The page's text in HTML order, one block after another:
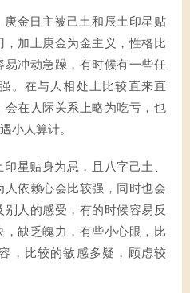
金日主被己土和辰土印星贴
加上庚金为金主义，性格比
冲动急躁，有时候有一些任
。在与人相处上比较直来直
在人际关系上略为吃亏，也
小人算计。
星贴身为忌，且八字己土、
依赖心会比较强，同时也会
人的感受，有的时候容易反
缺乏魄力，有些小心眼，比
，比较的敏感多疑，顾虑较